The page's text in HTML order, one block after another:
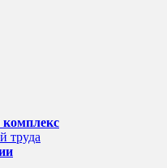
труда